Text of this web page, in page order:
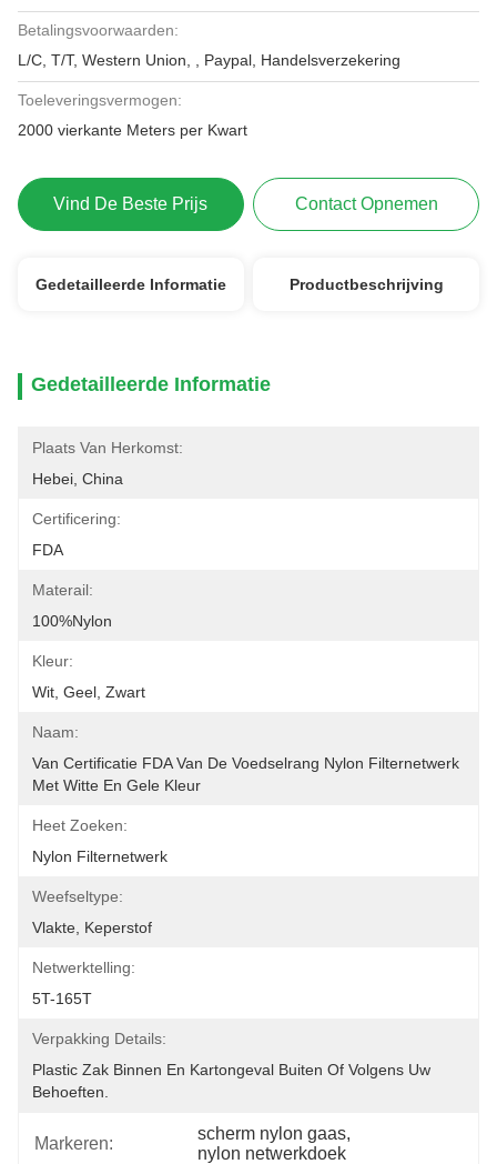
Betalingsvoorwaarden:
L/C, T/T, Western Union, , Paypal, Handelsverzekering
Toeleveringsvermogen:
2000 vierkante Meters per Kwart
Vind De Beste Prijs Contact Opnemen
Gedetailleerde Informatie Productbeschrijving
Gedetailleerde Informatie
Plaats Van Herkomst:
Hebei, China
Certificering:
FDA
Materail:
100%nylon
Kleur:
Wit, Geel, Zwart
Naam:
Van Certificatie FDA Van De Voedselrang Nylon Filternetwerk
Met Witte En Gele Kleur
Heet Zoeken:
Nylon Filternetwerk
Weefseltype:
Vlakte, Keperstof
Netwerktelling:
5T-165T
Verpakking Details:
Plastic Zak Binnen En Kartongeval Buiten Of Volgens Uw
Behoeften.
Markeren:
scherm nylon gaas,
nylon netwerkdoek